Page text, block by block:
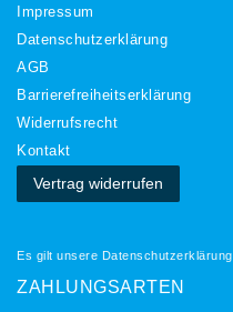
Impressum
Daten­schutz­erklärung
AGB
Barrierefreiheitserklärung
Widerrufs­recht
Kontakt
Vertrag widerrufen
Es gilt unsere Datenschutzerklärung
ZAHLUNGSARTEN